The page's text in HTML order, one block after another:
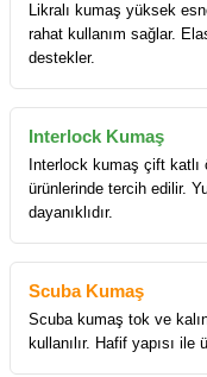
Likralı kumaş yüksek
rahat kullanım sağlar.
destekler.
Interlock Kumaş
Interlock kumaş çift katlı
ürünlerinde tercih edilir.
dayanıklıdır.
Scuba Kumaş
Scuba kumaş tok ve
kullanılır. Hafif yapısı